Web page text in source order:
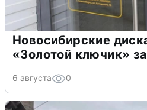
Новосибирские
«Золотой ключик»
6 августа 0